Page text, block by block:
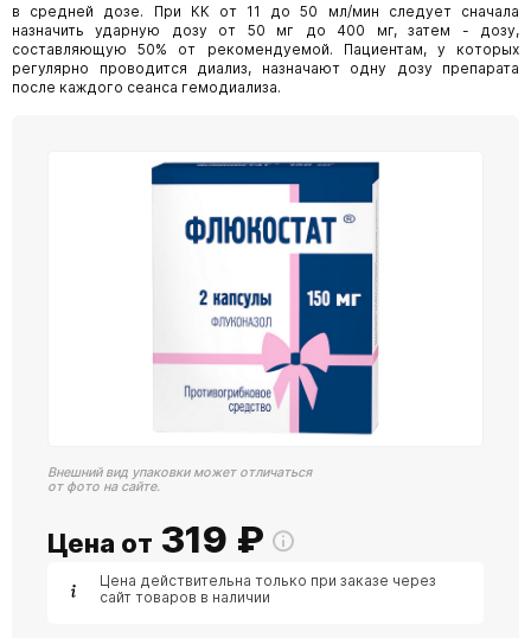
в средней дозе. При КК от 11 до 50 мл/мин следует сначала
назначить ударную дозу от 50 мг до 400 мг, затем - дозу,
составляющую 50% от рекомендуемой. Пациентам, у которых
регулярно проводится диализ, назначают одну дозу препарата
после каждого сеанса гемодиализа.
Внешний вид упаковки может отличаться
от фото на сайте.
Цена от 319 ₽
Цена действительна только при заказе через
сайт товаров в наличии